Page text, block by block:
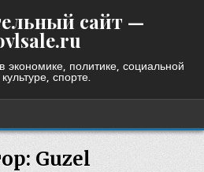
сайт —
экономике, политике, социальной
спорте.
Guzel